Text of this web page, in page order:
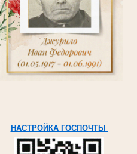
НАСТРОЙКА ГОСПОЧТЫ